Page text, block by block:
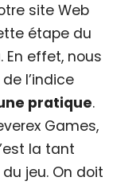
site Web
étape du
En effet, nous
l’indice
pratique.
Games,
la tant
jeu. On doit